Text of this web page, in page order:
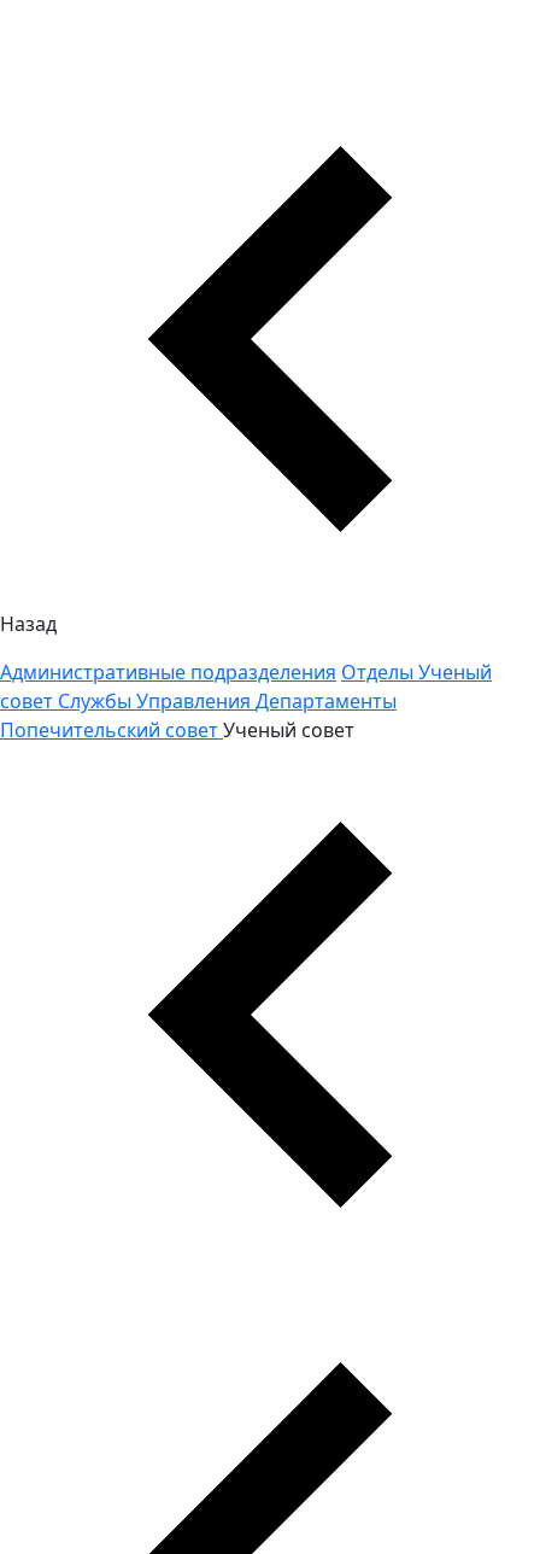
Назад
Административные подразделения Отделы Ученый
совет Службы Управления Департаменты
Попечительский советУченый совет